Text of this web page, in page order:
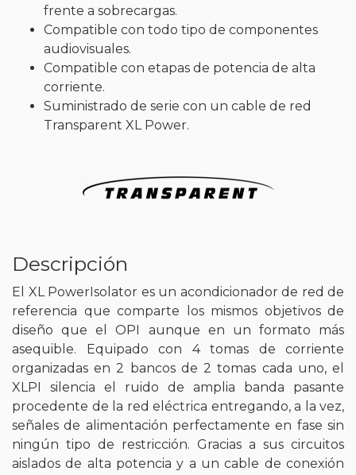
frente a sobrecargas.
Compatible con todo tipo de componentes
audiovisuales.
Compatible con etapas de potencia de alta
corriente.
Suministrado de serie con un cable de red
Transparent XL Power.
Descripción
El XL PowerIsolator es un acondicionador de red de
referencia que comparte los mismos objetivos de
diseño que el OPI aunque en un formato más
asequible. Equipado con 4 tomas de corriente
organizadas en 2 bancos de 2 tomas cada uno, el
XLPI silencia el ruido de amplia banda pasante
procedente de la red eléctrica entregando, a la vez,
señales de alimentación perfectamente en fase sin
ningún tipo de restricción. Gracias a sus circuitos
aislados de alta potencia y a un cable de conexión